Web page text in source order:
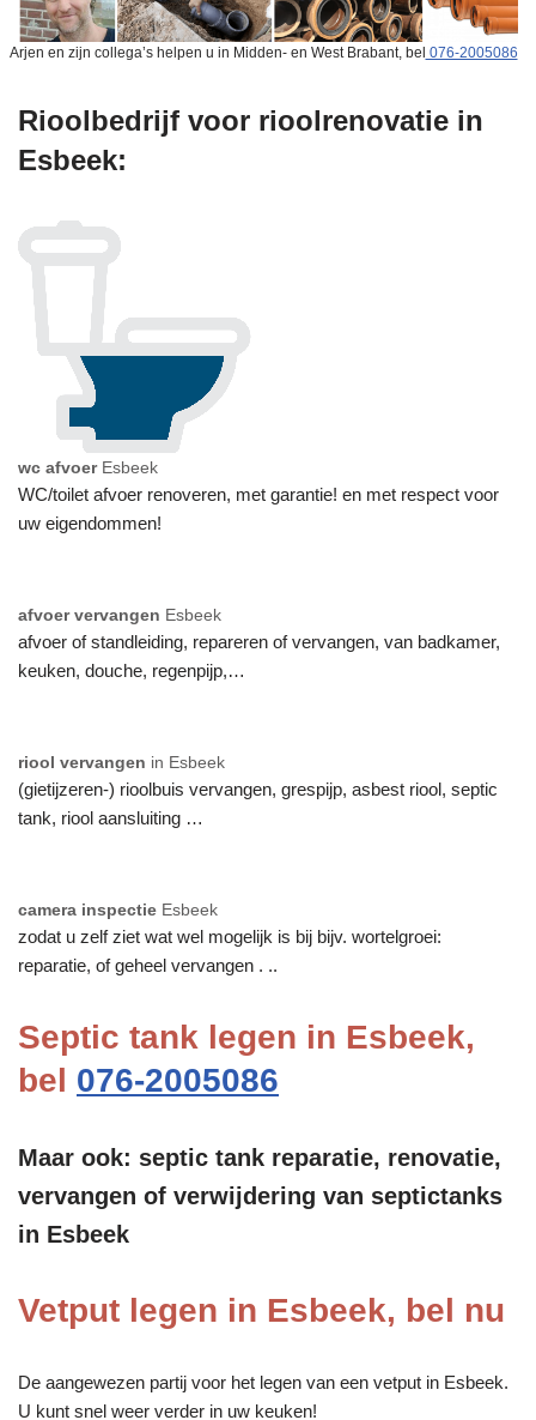
Arjen en zijn collega’s helpen u in Midden- en West Brabant, bel 076-2005086
Rioolbedrijf voor rioolrenovatie in
Esbeek:
wc afvoer Esbeek
WC/toilet afvoer renoveren, met garantie! en met respect voor
uw eigendommen!
afvoer vervangen Esbeek
afvoer of standleiding, repareren of vervangen, van badkamer,
keuken, douche, regenpijp,…
riool vervangen in Esbeek
(gietijzeren-) rioolbuis vervangen, grespijp, asbest riool, septic
tank, riool aansluiting …
camera inspectie Esbeek
zodat u zelf ziet wat wel mogelijk is bij bijv. wortelgroei:
reparatie, of geheel vervangen . ..
Septic tank legen in Esbeek,
bel 076-2005086
Maar ook: septic tank reparatie, renovatie,
vervangen of verwijdering van septictanks
in Esbeek
Vetput legen in Esbeek, bel nu
De aangewezen partij voor het legen van een vetput in Esbeek.
U kunt snel weer verder in uw keuken!